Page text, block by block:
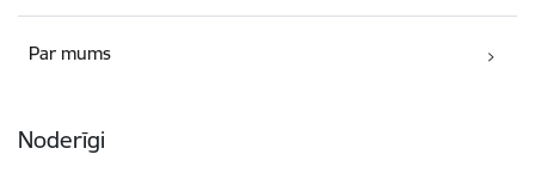
Par mums
Noderīgi